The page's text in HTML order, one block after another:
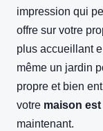
impression qui
offre sur votre
plus accueillant
même un jardin
propre et bien
votre maison
maintenant.